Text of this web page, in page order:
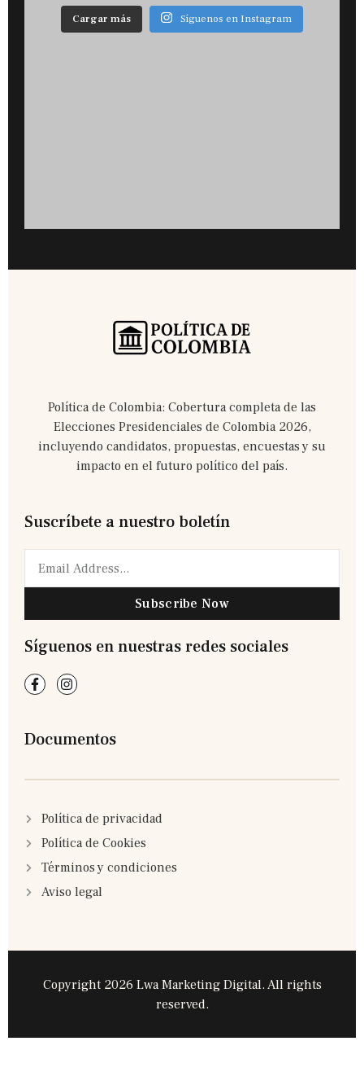
Cargar más Síguenos en Instagram
Política de Colombia: Cobertura completa de las
Elecciones Presidenciales de Colombia 2026,
incluyendo candidatos, propuestas, encuestas y su
impacto en el futuro político del país.
Suscríbete a nuestro boletín
Subscribe Now
Síguenos en nuestras redes sociales
Documentos
Política de privacidad
Política de Cookies
Términos y condiciones
Aviso legal
Copyright 2026 Lwa Marketing Digital. All rights
reserved.